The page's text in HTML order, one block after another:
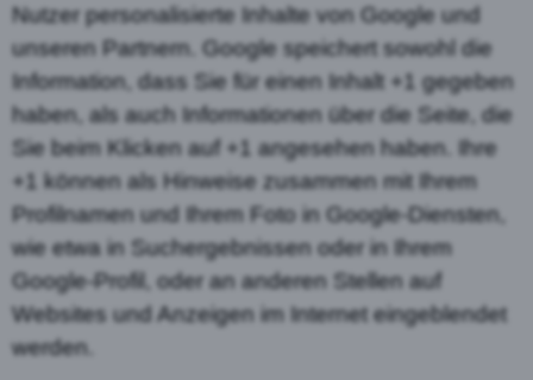
Nutzer personalisierte Inhalte von Google und
unseren Partnern. Google speichert sowohl die
Information, dass Sie für einen Inhalt +1 gegeben
haben, als auch Informationen über die Seite, die
Sie beim Klicken auf +1 angesehen haben. Ihre
+1 können als Hinweise zusammen mit Ihrem
Profilnamen und Ihrem Foto in Google-Diensten,
wie etwa in Suchergebnissen oder in Ihrem
Google-Profil, oder an anderen Stellen auf
Websites und Anzeigen im Internet eingeblendet
werden.